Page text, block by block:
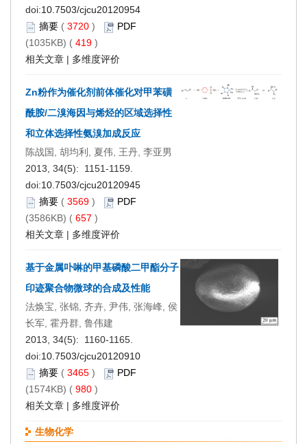
doi:10.7503/cjcu20120954
摘要 ( 3720 )
PDF
(1035KB) ( 419 )
相关文章 | 多维度评价
Zn粉作为催化剂前体催化对甲苯磺
酰胺/二溴海因与烯烃的区域选择性
和立体选择性氨溴加成反应
陈战国, 胡均利, 夏伟, 王丹, 李亚男
2013, 34(5): 1151-1159.
doi:10.7503/cjcu20120945
摘要 ( 3569 )
PDF
(3586KB) ( 657 )
相关文章 | 多维度评价
基于金属卟啉的甲基磷酸二甲酯分子
印迹聚合物微球的合成及性能
法焕宝, 张锦, 齐卉, 尹伟, 张海峰, 侯
长军, 霍丹群, 鲁伟建
2013, 34(5): 1160-1165.
doi:10.7503/cjcu20120910
摘要 ( 3465 )
PDF
(1574KB) ( 980 )
相关文章 | 多维度评价
生物化学